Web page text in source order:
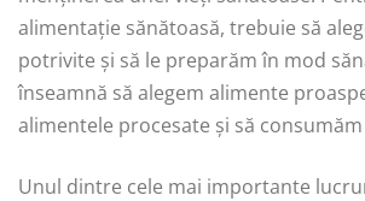
alimentație sănătoasă, trebuie să
potrivite și să le preparăm în mod
înseamnă să alegem alimente
alimentele procesate și să
Unul dintre cele mai importante